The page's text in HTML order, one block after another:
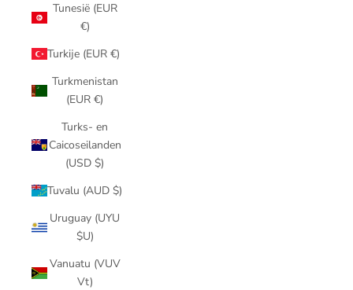
Tunesië (EUR
€)
Turkije (EUR €)
Turkmenistan
(EUR €)
Turks- en
Caicoseilanden
(USD $)
Tuvalu (AUD $)
Uruguay (UYU
$U)
Vanuatu (VUV
Vt)